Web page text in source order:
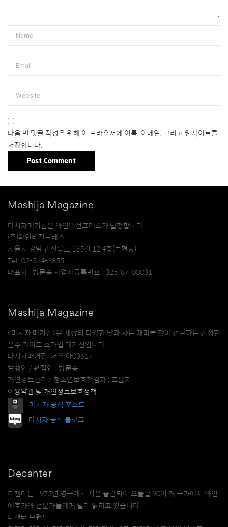
다음 번 댓글 작성을 위해 이 브라우저에 이름, 이메일, 그리고 웹사이트를
저장합니다.
Mashija Magazine
마시자매거진은 와인비전프레스가 발행합니다.
(주)와인비전프레스
서울시 강남구 선릉로 135길 12 4층(논현동)
Tel. 02-514-1855
대표자 : 방문송 사업자등록번호 : 325-87-00031
Mashija Magazine
<마시자 매거진>은 세상의 다양한 맛과 사는 재미를 찾아 전달하는 진정한
음주 라이프 스타일 매거진입니다.
마시자매거진: 서울 아03617
발행인 / 편집인 : 방문송
개인정보관리 / 청소년보호책임자 : 조윤지
이용약관 및 개인정보보호정책
마시자 공식 포스트
마시자 공식 블로그
Decanter
디캔터는 1975년 영국에서 처음 출간되어 오늘날 90여 개 국가에서 와인
애호가와 전문가들에게 널리 읽히고 있습니다.
디캔터 브랜드